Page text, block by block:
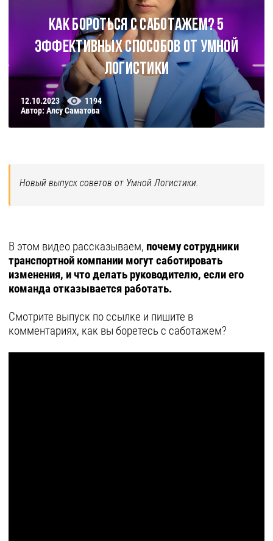
Как бороться с саботажем? 5
эффективных способов от Умной
Логистики
12.10.2023
1194
Автор: Алсу Саматова
Новый выпуск советов от Умной Логистики.
В этом видео рассказываем, почему сотрудники
транспортной компании могут саботировать
изменения, и что делать руководителю, если его
команда отказывается работать.
Смотрите выпуск по ссылке и пишите в
комментариях, как вы боретесь с саботажем?